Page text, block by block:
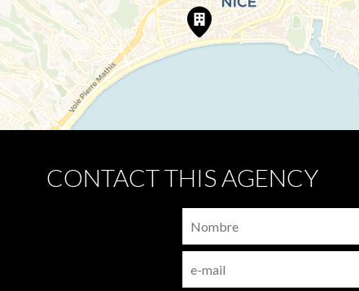
CONTACT THIS AGENCY